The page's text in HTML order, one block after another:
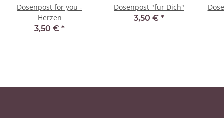
Dosenpost for you -
Herzen
3,50 € *
Dosenpost "für Dich"
3,50 € *